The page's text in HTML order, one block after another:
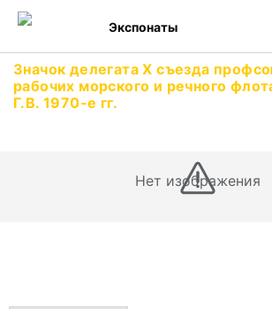
Экспонаты
Значок делегата X съезда
рабочих морского и речного
Г.В. 1970-е гг.
Нет изображения